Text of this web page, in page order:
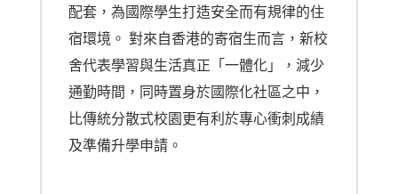
配套，為國際學生打造安全而有規律的住
宿環境。 對來自香港的寄宿生而言，新校
舍代表學習與生活真正「一體化」，減少
通勤時間，同時置身於國際化社區之中，
比傳統分散式校園更有利於專心衝刺成績
及準備升學申請。